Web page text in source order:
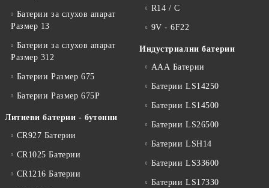
Батерии за слухов апарат
Размер 13
Батерии за слухов апарат
Размер 312
Батерии Размер 675
Батерии Размер 675P
Литиеви батерии - бутонни
CR927 Батерии
CR1025 Батерии
CR1216 Батерии
R14 / C
9V - 6F22
Индустриални батерии
ААА Батерии
Батерии LS14250
Батерии LS14500
Батерии LS26500
Батерии LSH14
Батерии LS33600
Батерии LS17330